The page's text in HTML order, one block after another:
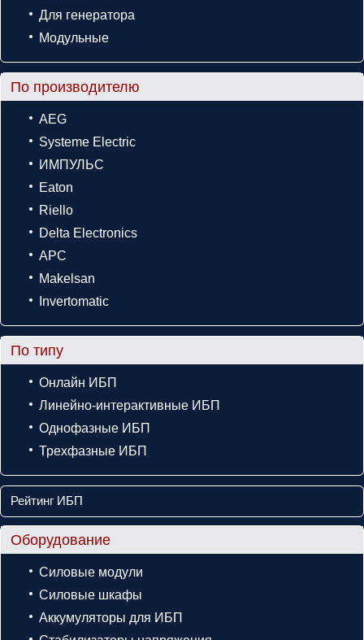
Для генератора
Модульные
По производителю
AEG
Systeme Electric
ИМПУЛЬС
Eaton
Riello
Delta Electronics
APC
Makelsan
Invertomatic
По типу
Онлайн ИБП
Линейно-интерактивные ИБП
Однофазные ИБП
Трехфазные ИБП
Рейтинг ИБП
Оборудование
Силовые модули
Силовые шкафы
Аккумуляторы для ИБП